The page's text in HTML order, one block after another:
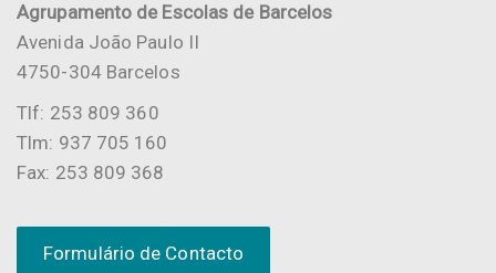
Agrupamento de Escolas de Barcelos
Avenida João Paulo II
4750-304 Barcelos
Tlf: 253 809 360
Tlm: 937 705 160
Fax: 253 809 368
Formulário de Contacto